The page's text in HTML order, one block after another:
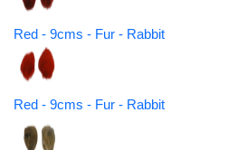
Red - 9cms - Fur - Rabbit
Red - 9cms - Fur - Rabbit